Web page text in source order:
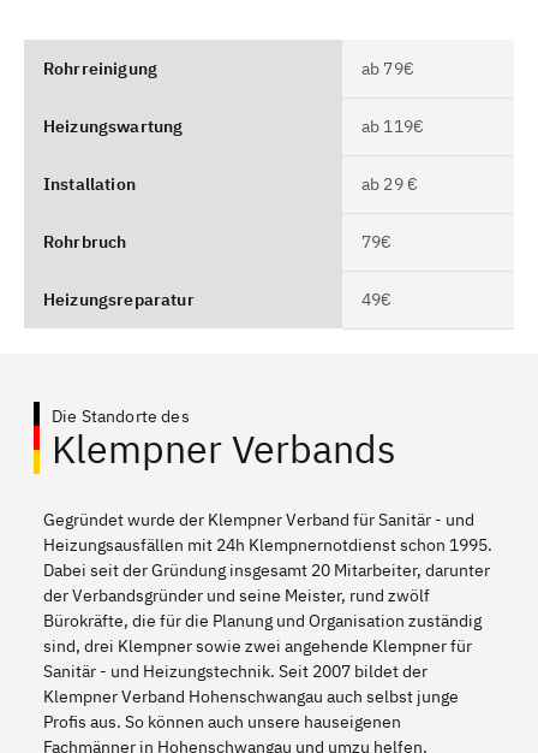
Rohrreinigung ab 79€
Heizungswartung ab 119€
Installation ab 29 €
Rohrbruch 79€
Heizungsreparatur 49€
Die Standorte des
Klempner Verbands
Gegründet wurde der Klempner Verband für Sanitär - und
Heizungsausfällen mit 24h Klempnernotdienst schon 1995.
Dabei seit der Gründung insgesamt 20 Mitarbeiter, darunter
der Verbandsgründer und seine Meister, rund zwölf
Bürokräfte, die für die Planung und Organisation zuständig
sind, drei Klempner sowie zwei angehende Klempner für
Sanitär - und Heizungstechnik. Seit 2007 bildet der
Klempner Verband Hohenschwangau auch selbst junge
Profis aus. So können auch unsere hauseigenen
Fachmänner in Hohenschwangau und umzu helfen.